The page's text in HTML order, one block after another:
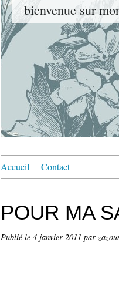
bienvenue sur
Accueil Contact
POUR MA
Publié le 4 janvier 2011 par